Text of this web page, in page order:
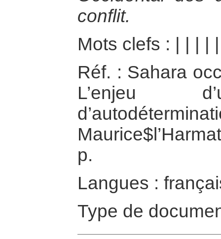
conflit.
Mots clefs :
Réf. : Sahara
L’enjeu
p.
Langues :
Type de